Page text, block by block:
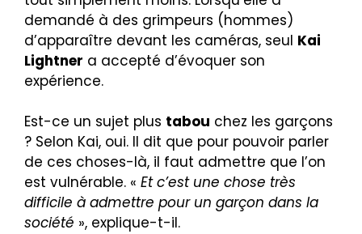
demandé à des grimpeurs (hommes)
d’apparaître devant les caméras, seul Kai
Lightner a accepté d’évoquer son
expérience.
Est-ce un sujet plus tabou chez les garçons
? Selon Kai, oui. Il dit que pour pouvoir parler
de ces choses-là, il faut admettre que l’on
est vulnérable. « Et c’est une chose très
difficile à admettre pour un garçon dans la
société », explique-t-il.